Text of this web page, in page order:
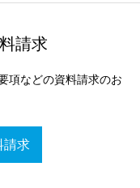
請求
項などの資料請求のお
請求